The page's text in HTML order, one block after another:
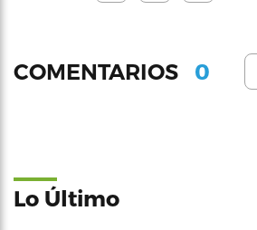
COMENTARIOS 0
Lo Último